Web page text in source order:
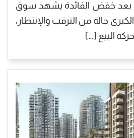
بعد خفض الفائدة يشهد سوق
حالة من الترقب والإنتظار،
البيع […]